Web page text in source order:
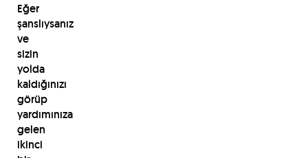
Eğer
şanslıysanız
ve
sizin
yolda
kaldığınızı
görüp
yardımınıza
gelen
ikinci